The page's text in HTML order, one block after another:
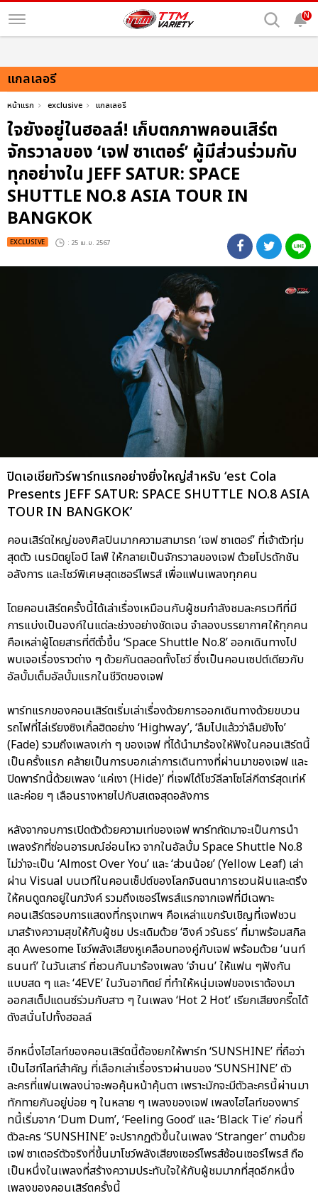
N
แกลเลอรี
หน้าแรก exclusive แกลเลอรี
ใจยังอยู่ในฮอลล์! เก็บตกภาพคอนเสิร์ต
จักรวาลของ ‘เจฟ ซาเตอร์’ ผู้มีส่วนร่วมกับ
ทุกอย่างใน JEFF SATUR: SPACE
SHUTTLE NO.8 ASIA TOUR IN
BANGKOK
EXCLUSIVE : 25 เม.ย. 2567
ปิดเอเชียทัวร์พาร์ทแรกอย่างยิ่งใหญ่สำหรับ ‘est Cola
Presents JEFF SATUR: SPACE SHUTTLE NO.8 ASIA
TOUR IN BANGKOK’
คอนเสิร์ตใหญ่ของศิลปินมากความสามารถ ‘เจฟ ซาเตอร์’ ที่เจ้าตัวทุ่ม
สุดตัว เนรมิตยูโอบี ไลฟ์ ให้กลายเป็นจักรวาลของเจฟ ด้วยโปรดักชัน
อลังการ และโชว์พิเศษสุดเซอร์ไพรส์ เพื่อแฟนเพลงทุกคน
โดยคอนเสิร์ตครั้งนี้ได้เล่าเรื่องเหมือนกับผู้ชมกำลังชมละครเวทีที่มี
การแบ่งเป็นองก์ในแต่ละช่วงอย่างชัดเจน จำลองบรรยากาศให้ทุกคน
คือเหล่าผู้โดยสารที่ตีตั๋วขึ้น ‘Space Shuttle No.8’ ออกเดินทางไป
พบเจอเรื่องราวต่าง ๆ ด้วยกันตลอดทั้งโชว์ ซึ่งเป็นคอนเซปต์เดียวกับ
อัลบั้มเต็มอัลบั้มแรกในชีวิตของเจฟ
พาร์ทแรกของคอนเสิร์ตเริ่มเล่าเรื่องด้วยการออกเดินทางด้วยขบวน
รถไฟที่ไล่เรียงซิงเกิ้ลฮิตอย่าง ‘Highway’, ‘ลืมไปแล้วว่าลืมยังไง’
(Fade) รวมถึงเพลงเก่า ๆ ของเจฟ ที่ได้นำมาร้องใหัฟังในคอนเสิร์ตนี้
เป็นครั้งแรก คล้ายเป็นการบอกเล่าการเดินทางที่ผ่านมาของเจฟ และ
ปิดพาร์ทนี้ด้วยเพลง ‘แค่เงา (Hide)’ ที่เจฟได้โชว์ลีลาโซโล่กีตาร์สุดเท่ห์
และค่อย ๆ เลือนรางหายไปกับสเตจสุดอลังการ
หลังจากจบการเปิดตัวด้วยความเท่ของเจฟ พาร์ทถัดมาจะเป็นการนำ
เพลงรักที่ซ่อนอารมณ์อ่อนไหว จากในอัลบั้ม Space Shuttle No.8
ไม่ว่าจะเป็น ‘Almost Over You’ และ ‘ส่วนน้อย’ (Yellow Leaf) เล่า
ผ่าน Visual บนเวทีในคอนเซ็ปต์ของโลกจินตนาการชวนฝันและตรึง
ให้คนดูตกอยู่ในภวังค์ รวมถึงเซอร์ไพรส์แรกจากเจฟที่มีเฉพาะ
คอนเสิร์ตรอบการแสดงที่กรุงเทพฯ คือเหล่าแขกรับเชิญที่เจฟชวน
มาสร้างความสุขให้กับผู้ชม ประเดิมด้วย ‘อิงค์ วรันธร’ ที่มาพร้อมสกิล
สุด Awesome โชว์พลังเสียงหูเคลือบทองคู่กับเจฟ พร้อมด้วย ‘นนท์
ธนนท์’ ในวันเสาร์ ที่ชวนกันมาร้องเพลง ‘จำนน’ ให้แฟน ๆฟังกัน
แบบสด ๆ และ ‘4EVE’ ในวันอาทิตย์ ที่ทำให้หนุ่มเจฟของเราต้องมา
ออกสเต็ปแดนซ์ร่วมกับสาว ๆ ในเพลง ‘Hot 2 Hot’ เรียกเสียงกรี๊ดได้
ดังสนั่นไปทั้งฮอลล์
อีกหนึ่งไฮไลท์ของคอนเสิร์ตนี้ต้องยกให้พาร์ท ‘SUNSHINE’ ที่ถือว่า
เป็นไฮท์ไลท์สำคัญ ที่เลือกเล่าเรื่องราวผ่านของ ‘SUNSHINE’ ตัว
ละครที่แฟนเพลงน่าจะพอคุ้นหน้าคุ้นตา เพราะมักจะมีตัวละครนี้ผ่านมา
ทักทายกันอยู่บ่อย ๆ ในหลาย ๆ เพลงของเจฟ เพลงไฮไลท์ของพาร์
ทนี้เริ่มจาก ‘Dum Dum’, ‘Feeling Good’ และ ‘Black Tie’ ก่อนที่
ตัวละคร ‘SUNSHINE’ จะปรากฏตัวขึ้นในเพลง ‘Stranger’ ตามด้วย
เจฟ ซาเตอร์ตัวจริงที่ขึ้นมาโชว์พลังเสียงเซอร์ไพรส์ซ้อนเซอร์ไพรส์ ถือ
เป็นหนึ่งในเพลงที่สร้างความประทับใจให้กับผู้ชมมากที่สุดอีกหนึ่ง
เพลงของคอนเสิร์ตครั้งนี้